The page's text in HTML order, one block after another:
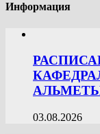
Информация
03.08.2026